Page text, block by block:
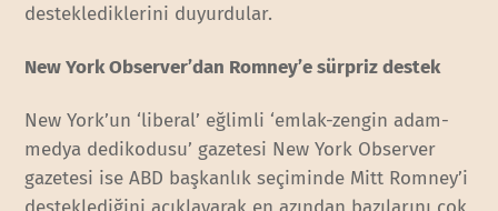
desteklediklerini duyurdular.
New York Observer’dan Romney’e sürpriz destek
New York’un ‘liberal’ eğlimli ‘emlak-zengin adam-
medya dedikodusu’ gazetesi New York Observer
gazetesi ise ABD başkanlık seçiminde Mitt Romney’i